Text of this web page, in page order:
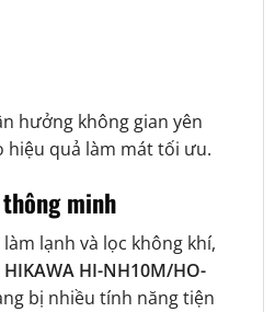
hưởng không gian yên
hiệu quả làm mát tối ưu.
minh
lạnh và lọc không khí,
HI-NH10M/HO-
bị nhiều tính năng tiện